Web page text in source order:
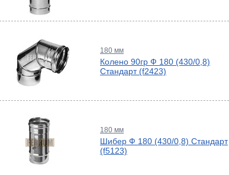
180 мм
Колено 90гр Ф 180 (430/0,8)
Стандарт (f2423)
180 мм
Шибер Ф 180 (430/0,8) Стандарт
(f5123)